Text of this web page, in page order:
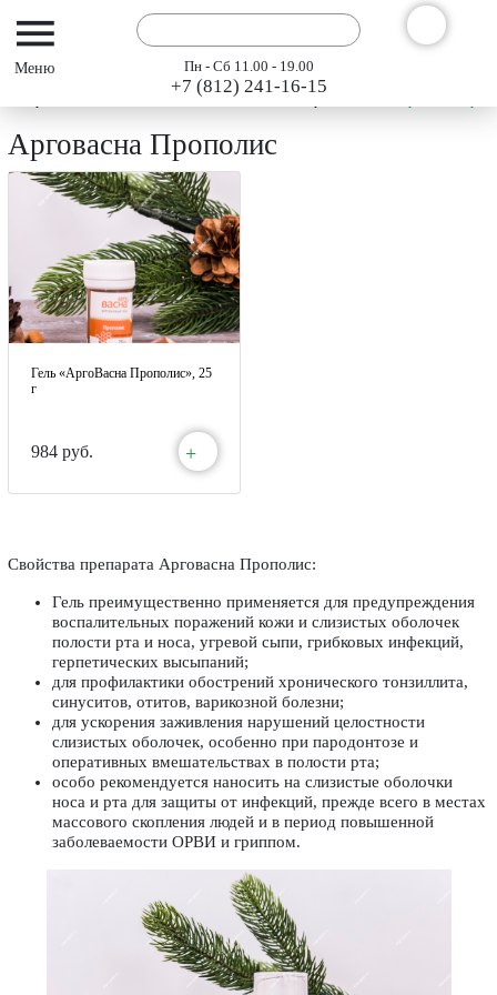
Пн - Сб 11.00 - 19.00
+7 (812) 241-16-15
Каталог
Арговасна Прополис
Гель «АргоВасна Прополис», 25
г
984 руб. +
Свойства препарата Арговасна Прополис:
Гель преимущественно применяется для предупреждения
воспалительных поражений кожи и слизистых оболочек
полости рта и носа, угревой сыпи, грибковых инфекций,
герпетических высыпаний;
для профилактики обострений хронического тонзиллита,
синуситов, отитов, варикозной болезни;
для ускорения заживления нарушений целостности
слизистых оболочек, особенно при пародонтозе и
оперативных вмешательствах в полости рта;
особо рекомендуется наносить на слизистые оболочки
носа и рта для защиты от инфекций, прежде всего в местах
массового скопления людей и в период повышенной
заболеваемости ОРВИ и гриппом.